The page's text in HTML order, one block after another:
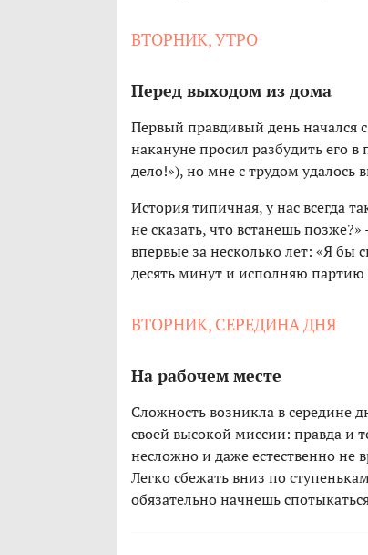
ВТОРНИК, УТРО
Перед выходом из дома
Первый правдивый день
накануне просил разбудить его
дело!»), но мне с трудом удалось
История типичная, у нас всегда
не сказать, что встанешь
впервые за несколько лет: «Я бы
десять минут и исполняю
ВТОРНИК, СЕРЕДИНА ДНЯ
На рабочем месте
Сложность возникла в середине
своей высокой миссии: правда и
несложно и даже естественно не
Легко сбежать вниз по
обязательно начнешь